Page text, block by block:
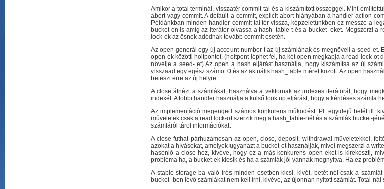
Amikor a total terminál, visszatér commit-tal és a kiszámított összeggel. Mint
abort vagy commit. A default a commit, explicit abort hiányában a handler action
Példánkban minden handler commit-tal tér vissza, képzeletünkben ez messze a
bucket-on is amíg az iterátor olvassa a hash_table-t és a bucket- eket. Megszerzi
lock-ok az ősnek adódnak tovább commit esetén.
Az open generál egy új account number-t az új számlának és megnöveli a seed-
open-ek közötti holtpontot. (holtpont léphet fel, ha két open megkapja a read lock-
növelje a seed- et) Az open a hash eljárást használja, hogy kiszámítsa az új
visszaad egy egész számot 0 és az aktuális hash_table méret között. Az open
beteszi erre az új helyre.
A close átnézi a számlákat, használva a vektornak az indexes iterátorát, hogy
indexét. A többi handler használja a külső look up eljárást, hogy a kérdéses számla
Az implementáció megenged számos konkurens működést. Pl. egyidejű betét ill.
műveletek csak a read lock-ot szerzik meg a hash_table-nél és a számlák bucket-
számláról tárol információkat.
A close futhat párhuzamosan az open, close, deposit, withdrawal műveletekkel,
azokat a hívásokat, amelyek ugyanazt a bucket-et használják, mivel megszerzi a
hasonló a close-hoz, kivéve, hogy ez a más konkurens open-eket is kirekeszti,
probléma ha, a bucket-ek kicsik és ha a számlák jól vannak megnyitva. Ha ez
A stable storage-ba való írós minden esetben kicsi, kivét, betét-nél csak a
bucket- ben lévő számlákat nem kell írni, kivéve, az újonnan nyitott számlát. Total-nál